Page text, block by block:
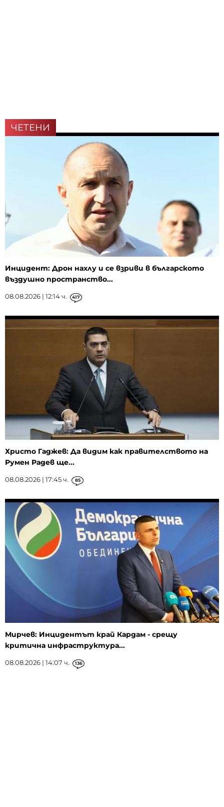
ЧЕТЕНИ
Инцидент: Дрон нахлу и се взриви в българското
въздушно пространство...
08.08.2026 | 12:14 ч. 417
Христо Гаджев: Да видим как правителството на
Румен Радев ще...
08.08.2026 | 17:45 ч. 85
Мирчев: Инцидентът край Кардам - срещу
критична инфраструктура...
08.08.2026 | 14:07 ч. 136